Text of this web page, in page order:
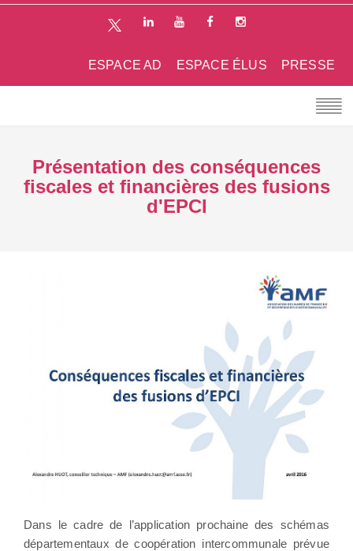
PRESSE
ESPACE ÉLUS
ESPACE AD
Présentation des conséquences
fiscales et financières des fusions
d'EPCI
Dans le cadre de l’application prochaine des schémas
départementaux de coopération intercommunale prévue